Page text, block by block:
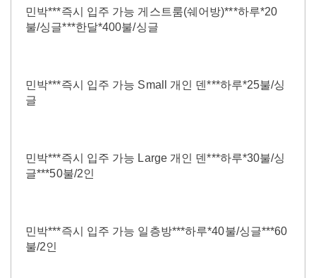
민박***즉시 입주 가능 게스트룸(쉐어방)***하루*20
불/싱글***한달*400불/싱글
민박***즉시 입주 가능 Small 개인 덴***하루*25불/싱
글
민박***즉시 입주 가능 Large 개인 덴***하루*30불/싱
글***50불/2인
민박***즉시 입주 가능 일층방***하루*40불/싱글***60
불/2인